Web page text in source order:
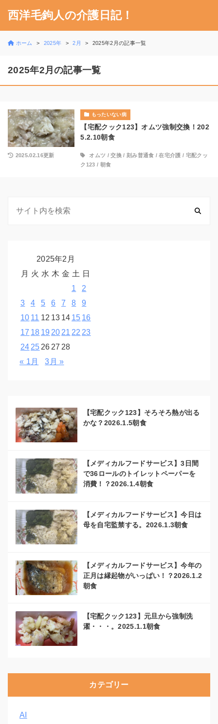
西洋毛鉤人の介護日記！
ホーム 2025年 2月 2025年2月の記事一覧
2025年2月の記事一覧
もったいない病
【宅配クック123】オムツ強制交換！202
5.2.10朝食
2025.02.16更新 オムツ /交換/ 刻み普通食 /在宅介護 / 宅配クッ
ク123 / 朝食
2025年2月
月 火 水 木 金 土 日
1
2
3
4 5 6 7 8
9
10 11 12 13 14 15 16
17 18 19 20 21 22 23
24 25 26 27 28
« 1月
3月 »
【宅配クック123】そろそろ熱が出る
かな？2026.1.5朝食
【メディカルフードサービス】3日間
で36ロールのトイレットペーパーを
消費！？2026.1.4朝食
【メディカルフードサービス】今日は
母を自宅監禁する。2026.1.3朝食
【メディカルフードサービス】今年の
正月は縁起物がいっぱい！？2026.1.2
朝食
【宅配クック123】元旦から強制洗
濯・・・。2025.1.1朝食
カテゴリー
AI